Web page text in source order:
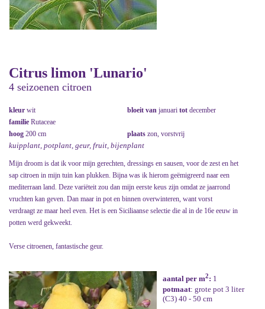
Citrus limon 'Lunario'
4 seizoenen citroen
kleur wit bloeit van januari tot december
familie Rutaceae
hoog 200 cm plaats zon, vorstvrij
kuipplant, potplant, geur, fruit, bijenplant
Mijn droom is dat ik voor mijn gerechten, dressings en sausen, voor de zest en het
sap citroen in mijn tuin kan plukken. Bijna was ik hierom geëmigreerd naar een
mediterraan land. Deze variëteit zou dan mijn eerste keus zijn omdat ze jaarrond
vruchten kan geven. Dan maar in pot en binnen overwinteren, want vorst
verdraagt ze maar heel even. Het is een Siciliaanse selectie die al in de 16e eeuw in
potten werd gekweekt.
Verse citroenen, fantastische geur.
aantal per m2: 1
potmaat: grote pot 3 liter
(C3) 40 - 50 cm